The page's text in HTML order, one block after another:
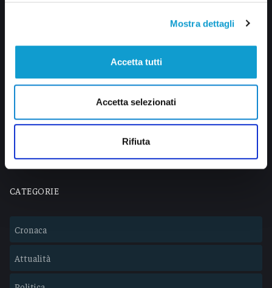
Mostra dettagli
Accetta tutti
Accetta selezionati
Rifiuta
Via Pasubio, 36 – 63074 San Benedetto del Tronto (AP)
info@veratv.it
CATEGORIE
Cronaca
Attualità